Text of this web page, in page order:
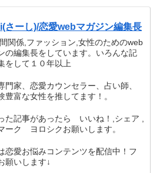
さーし)/恋愛webマガジン編集長
関係,ファッション,女性のためのweb
の編集長をしています。いろんな記
をして１０年以上
門家、恋愛カウンセラー、占い師、
豊富な女性を推してます！。
た記事があったら いいね！,シェア ,
ーク ヨロシクお願いします。
恋愛お悩みコンテンツを配信中！フ
願いします↓